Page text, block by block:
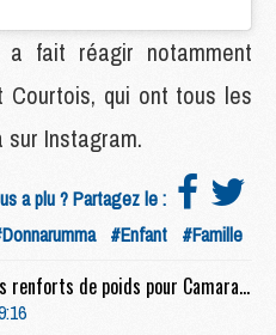
a fait réagir notamment
Courtois, qui ont tous les
sur Instagram.
a plu ? Partagez le :
#Enfant #Famille
Formation : Plusieurs renforts de poids pour Camara avant PSG/OM